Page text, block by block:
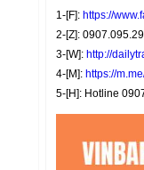
1-[F]: https://
2-[Z]:
3-[W]: http://
4-[M]: https://
5-[H]: Hotline